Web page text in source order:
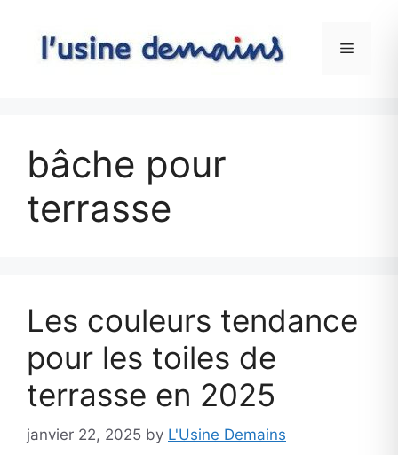
content
Menu
bâche pour
terrasse
Les couleurs tendance
pour les toiles de
terrasse en 2025
janvier 22, 2025 by L'Usine Demains